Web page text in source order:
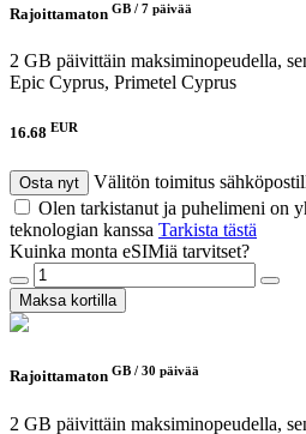
Rajoittamaton GB / 7 päivää
2 GB päivittäin maksiminopeudella,
Epic Cyprus, Primetel Cyprus
16.68 EUR
Osta nyt
Välitön toimitus
Olen tarkistanut ja puhelimeni on
teknologian kanssa Tarkista tästä
Kuinka monta eSIMiä tarvitset?
Maksa kortilla
Rajoittamaton GB / 30 päivää
2 GB päivittäin maksiminopeudella,